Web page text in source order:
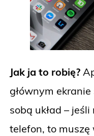
Jak ja to robię?
głównym
sobą układ –
telefon, to